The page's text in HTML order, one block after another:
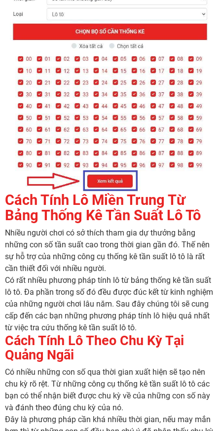
Cách Tính Lô Miền Trung Từ
Bảng Thống Kê Tần Suất Lô Tô
Nhiều người chơi có sở thích tham gia dự thưởng bằng
những con số tần suất cao trong thời gian gần đó. Thế nên
sự hỗ trợ của những công cụ thống kê tần suất lô tô là rất
cần thiết đối với nhiều người.
Có rất nhiều phương pháp tính lô từ bảng thống kê tần suất
lô tô. Đa phần trong số đó đều được đúc kết từ kinh nghiệm
của những người chơi lâu năm. Sau đây chúng tôi sẽ cung
cấp đến các bạn những phương pháp tính lô hiệu quả nhất
từ việc tra cứu thống kê tần suất lô tô.
Cách Tính Lô Theo Chu Kỳ Tại
Quảng Ngãi
Có nhiều những con số qua thời gian xuất hiện sẽ tạo nên
chu kỳ rõ rệt. Từ những công cụ thống kê tần suất lô tô các
bạn có thể nhận biết được chu kỳ về của những con số này
và đánh theo đúng chu kỳ của nó.
Đây là phương pháp cần khá nhiều thời gian, nếu may mắn